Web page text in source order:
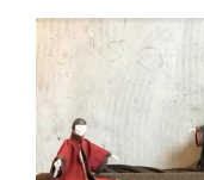
R
E